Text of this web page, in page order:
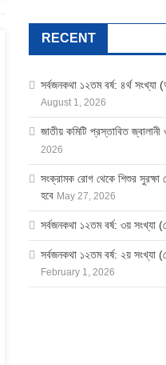
RECENT
সর্বজনকথা ১২তম বর্ষ: ৪র্থ
August 1, 2026
জাতীয় কমিটি প্রস্তাবিত জ্বালানী
2026
সংক্রামক রোগ থেকে শিশুর সুরক্ষা
হবে May 27, 2026
সর্বজনকথা ১২তম বর্ষ: ৩য় সংখ্যা
সর্বজনকথা ১২তম বর্ষ: ২য় সংখ্যা
February 1, 2026